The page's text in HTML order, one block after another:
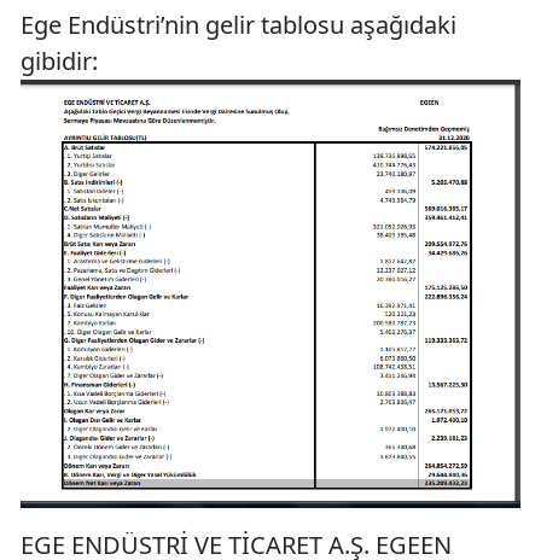
Ege Endüstri’nin gelir tablosu aşağıdaki
gibidir:
EGE ENDÜSTRİ VE TİCARET A.Ş. EGEEN